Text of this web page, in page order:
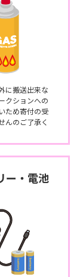
に搬送出来な
クションへの
ため寄付の受
んのご了承く
ー・電池